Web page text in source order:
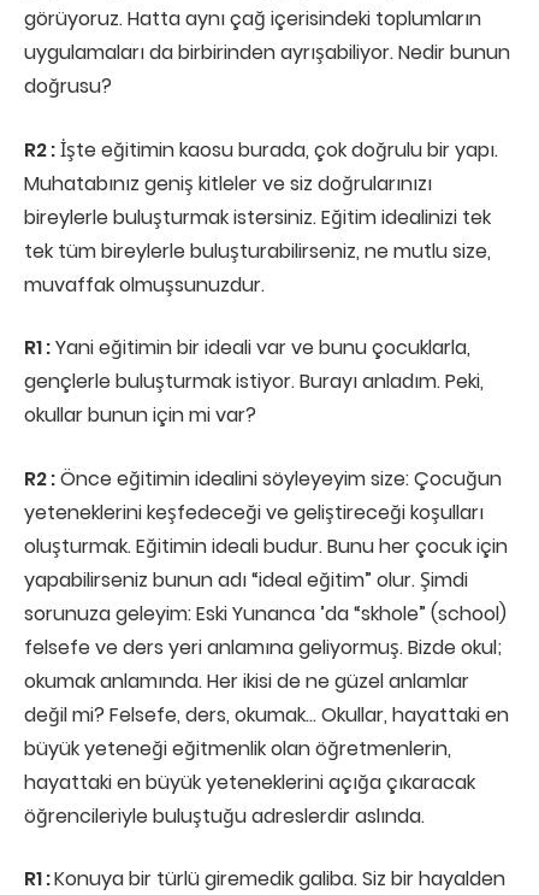
görüyoruz. Hatta aynı çağ içerisindeki toplumların
uygulamaları da birbirinden ayrışabiliyor. Nedir bunun
doğrusu?
R2 :İşte eğitimin kaosu burada, çok doğrulu bir yapı.
Muhatabınız geniş kitleler ve siz doğrularınızı
bireylerle buluşturmak istersiniz. Eğitim idealinizi tek
tek tüm bireylerle buluşturabilirseniz, ne mutlu size,
muvaffak olmuşsunuzdur.
R1 :Yani eğitimin bir ideali var ve bunu çocuklarla,
gençlerle buluşturmak istiyor. Burayı anladım. Peki,
okullar bunun için mi var?
R2 :Önce eğitimin idealini söyleyeyim size: Çocuğun
yeteneklerini keşfedeceği ve geliştireceği koşulları
oluşturmak. Eğitimin ideali budur. Bunu her çocuk için
yapabilirseniz bunun adı “ideal eğitim” olur. Şimdi
sorunuza geleyim: Eski Yunanca ’da “skhole” (school)
felsefe ve ders yeri anlamına geliyormuş. Bizde okul;
okumak anlamında. Her ikisi de ne güzel anlamlar
değil mi? Felsefe, ders, okumak… Okullar, hayattaki en
büyük yeteneği eğitmenlik olan öğretmenlerin,
hayattaki en büyük yeteneklerini açığa çıkaracak
öğrencileriyle buluştuğu adreslerdir aslında.
R1 :Konuya bir türlü giremedik galiba. Siz bir hayalden